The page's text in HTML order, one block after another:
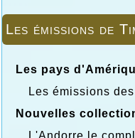
Les émissions de
Les pays
Les émissions
Nouvelles
L'Andorre le